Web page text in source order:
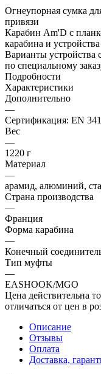
Огнеупорная сумка
привязи
Карабин Am'D c
карабина и
Варианты устройства
по специальному
Подробности
Характеристики
Дополнительно
—
Сертификация: EN
Вес
—
1220 г
Материал
—
арамид, алюминий,
Страна производства
—
Франция
Форма карабина
—
Конечный
Тип муфты
—
EASHOOK/MGO
Цена действительна
отличаться от цен в
Описание
Отзывы
Оплата
Доставка,